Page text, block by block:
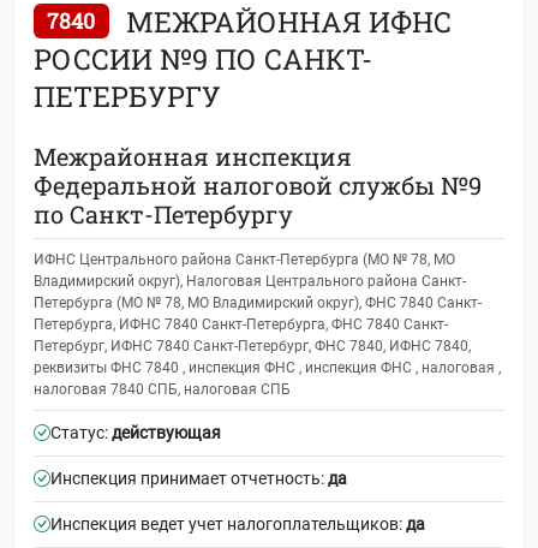
7840
МЕЖРАЙОННАЯ ИФНС
РОССИИ №9 ПО САНКТ-
ПЕТЕРБУРГУ
Межрайонная инспекция
Федеральной налоговой службы №9
по Санкт-Петербургу
ИФНС Центрального района Санкт-Петербурга (МО № 78, МО
Владимирский округ), Налоговая Центрального района Санкт-
Петербурга (МО № 78, МО Владимирский округ), ФНС 7840 Санкт-
Петербурга, ИФНС 7840 Санкт-Петербурга, ФНС 7840 Санкт-
Петербург, ИФНС 7840 Санкт-Петербург, ФНС 7840, ИФНС 7840,
реквизиты ФНС 7840 , инспекция ФНС , инспекция ФНС , налоговая ,
налоговая 7840 СПБ, налоговая СПБ
Статус:действующая
Инспекция принимает отчетность:да
Инспекция ведет учет налогоплательщиков:да